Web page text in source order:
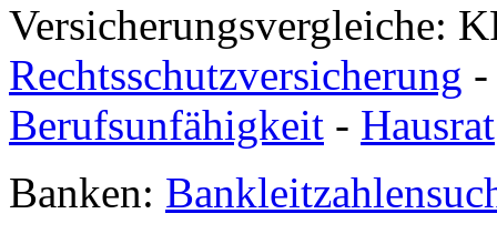
Versicherungsvergleiche:
Rechtsschutzversicherung
Berufsunfähigkeit - Hausrat
Banken: